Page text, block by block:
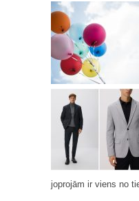
joprojām ir viens no